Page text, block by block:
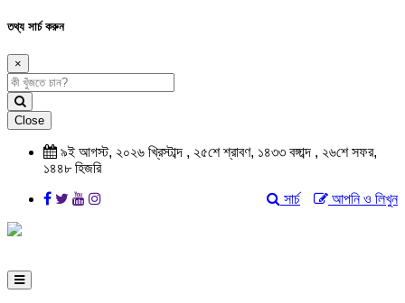
তথ্য সার্চ করুন
×
Close
৯ই আগস্ট, ২০২৬ খ্রিস্টাব্দ , ২৫শে শ্রাবণ, ১৪৩৩ বঙ্গাব্দ , ২৬শে সফর,
১৪৪৮ হিজরি
আপনি ও লিখুন
সার্চ